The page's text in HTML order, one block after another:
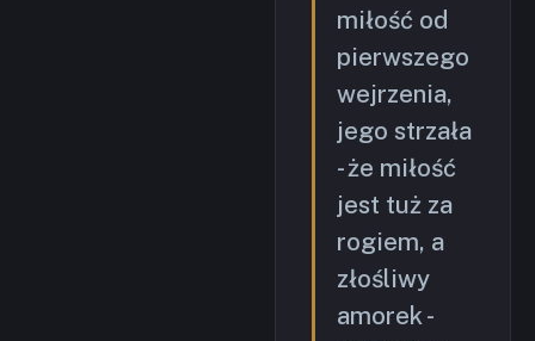
miłość od
pierwszego
wejrzenia,
jego strzała
- że miłość
jest tuż za
rogiem, a
złośliwy
amorek -